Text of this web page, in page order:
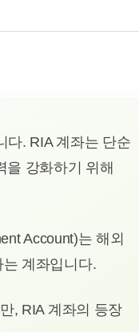
다. RIA 계좌는 단순
을 강화하기 위해
Account)는 해외
계좌입니다.
, RIA 계좌의 등장